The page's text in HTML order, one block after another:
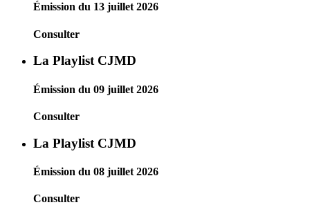
Émission du 13 juillet 2026
Consulter
La Playlist CJMD
Émission du 09 juillet 2026
Consulter
La Playlist CJMD
Émission du 08 juillet 2026
Consulter